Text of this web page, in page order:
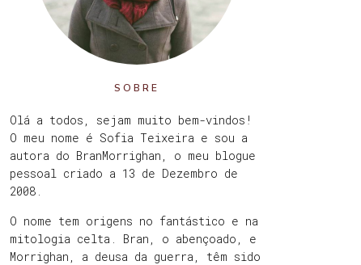
SOBRE
Olá a todos, sejam muito bem-vindos!
O meu nome é Sofia Teixeira e sou a
autora do BranMorrighan, o meu blogue
pessoal criado a 13 de Dezembro de
2008.
O nome tem origens no fantástico e na
mitologia celta. Bran, o abençoado, e
Morrighan, a deusa da guerra, têm sido